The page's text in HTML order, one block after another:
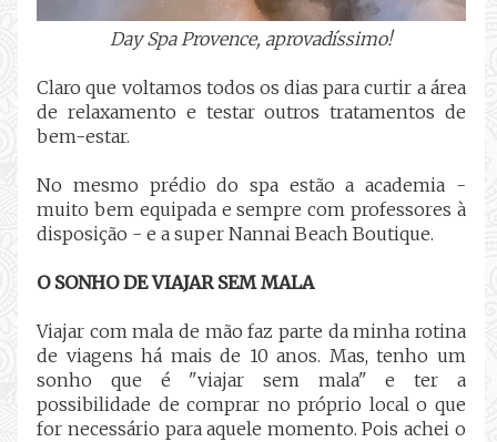
Day Spa Provence, aprovadíssimo!
Claro que voltamos todos os dias para curtir a área
de relaxamento e testar outros tratamentos de
bem-estar.
No mesmo prédio do spa estão a academia -
muito bem equipada e sempre com professores à
disposição - e a super Nannai Beach Boutique.
O SONHO DE VIAJAR SEM MALA
Viajar com mala de mão faz parte da minha rotina
de viagens há mais de 10 anos. Mas, tenho um
sonho que é "viajar sem mala" e ter a
possibilidade de comprar no próprio local o que
for necessário para aquele momento. Pois achei o